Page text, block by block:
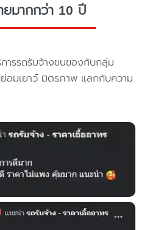
ยมากกว่า 10 ปี
ารรถรับจ้างขนของกับกลุ่ม
อมเยาว์ มิตรภาพ แลกกับความ